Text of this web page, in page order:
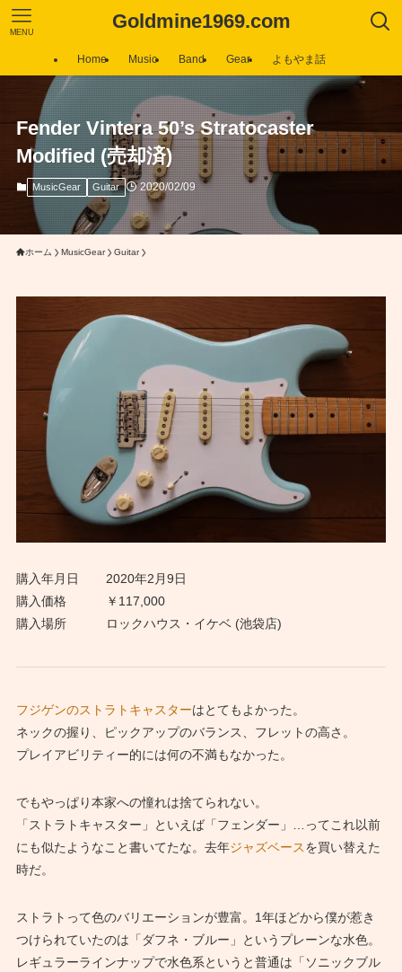
Goldmine1969.com
MENU
Home Music Band Gear よもやま話
Fender Vintera 50’s Stratocaster
Modified (売却済)
MusicGear Guitar 2020/02/09
ホーム MusicGear Guitar
購入年月日
2020年2月9日
購入価格
￥117,000
購入場所
ロックハウス・イケベ (池袋店)
フジゲンのストラトキャスターはとてもよかった。
ネックの握り、ピックアップのバランス、フレットの高さ。
プレイアビリティー的には何の不満もなかった。
でもやっぱり本家への憧れは捨てられない。
「ストラトキャスター」といえば「フェンダー」…ってこれ以前
にも似たようなこと書いてたな。去年ジャズベースを買い替えた
時だ。
ストラトって色のバリエーションが豊富。1年ほどから僕が惹き
つけられていたのは「ダフネ・ブルー」というプレーンな水色。
レギュラーラインナップで水色系というと普通は「ソニックブル